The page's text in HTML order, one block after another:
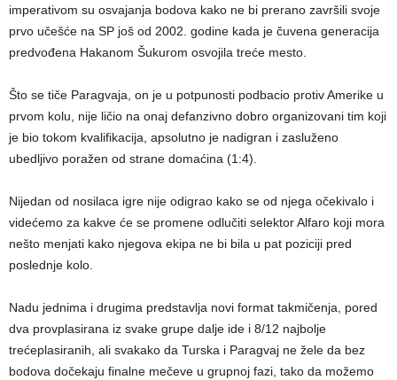
imperativom su osvajanja bodova kako ne bi prerano završili svoje
prvo učešće na SP još od 2002. godine kada je čuvena generacija
predvođena Hakanom Šukurom osvojila treće mesto.
Što se tiče Paragvaja, on je u potpunosti podbacio protiv Amerike u
prvom kolu, nije ličio na onaj defanzivno dobro organizovani tim koji
je bio tokom kvalifikacija, apsolutno je nadigran i zasluženo
ubedljivo poražen od strane domaćina (1:4).
Nijedan od nosilaca igre nije odigrao kako se od njega očekivalo i
videćemo za kakve će se promene odlučiti selektor Alfaro koji mora
nešto menjati kako njegova ekipa ne bi bila u pat poziciji pred
poslednje kolo.
Nadu jednima i drugima predstavlja novi format takmičenja, pored
dva provplasirana iz svake grupe dalje ide i 8/12 najbolje
trećeplasiranih, ali svakako da Turska i Paragvaj ne žele da bez
bodova dočekaju finalne mečeve u grupnoj fazi, tako da možemo